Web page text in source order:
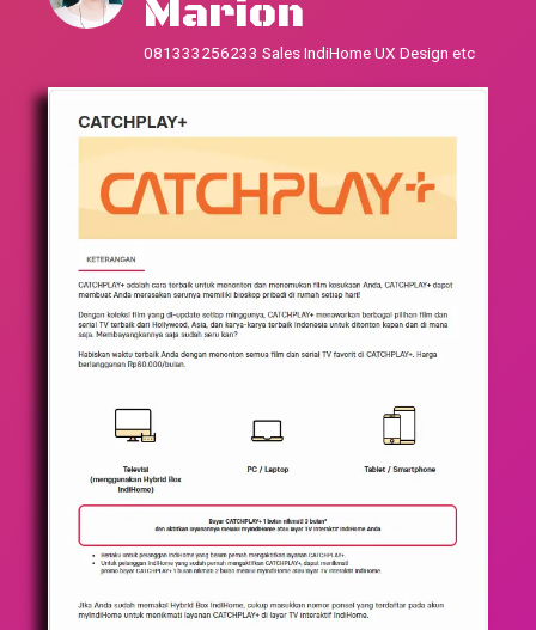
Marion
081333256233 Sales IndiHome UX Design etc